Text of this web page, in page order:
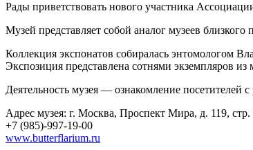
Рады приветствовать нового участника
Музей представляет собой аналог музеев
Коллекция экспонатов собиралась энтомологом
Экспозиция представлена сотнями экземпляров
Деятельность музея — ознакомление посетителей
Адрес музея: г. Москва, Проспект Мира, д. 119,
+7 (985)-997-19-00
www.butterflarium.ru